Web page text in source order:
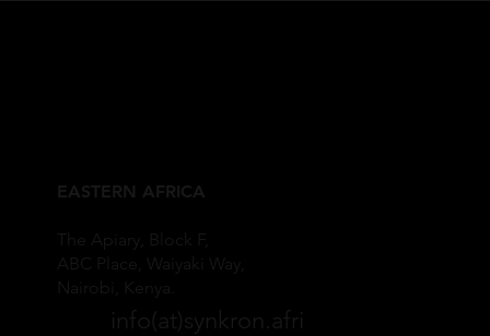
EASTERN AFRICA
The Apiary, Block F,
ABC Place, Waiyaki Way,
info(at)synkron.afri